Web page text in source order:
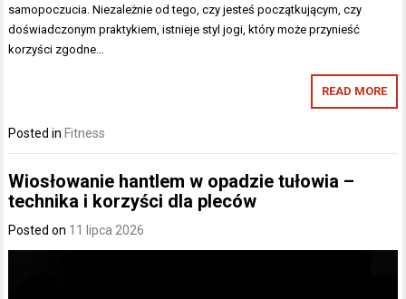
samopoczucia. Niezależnie od tego, czy jesteś początkującym, czy
doświadczonym praktykiem, istnieje styl jogi, który może przynieść
korzyści zgodne…
READ MORE
Posted in Fitness
Wiosłowanie hantlem w opadzie tułowia –
technika i korzyści dla pleców
Posted on 11 lipca 2026